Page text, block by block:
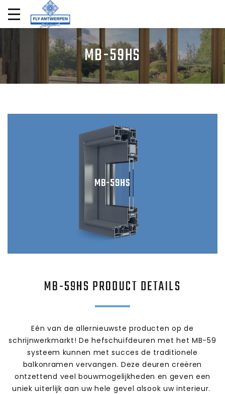
MB-59HS
MB-59HS
MB-59HS PRODUCT DETAILS
Eén van de allernieuwste producten op de
schrijnwerkmarkt! De hefschuifdeuren met het MB-59
systeem kunnen met succes de traditionele
balkonramen vervangen. Deze deuren creëren
ontzettend veel bouwmogelijkheden en geven een
uniek uiterlijk aan uw hele gevel alsook uw interieur.